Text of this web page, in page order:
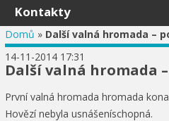
Kontakty
Domů » Další valná hromada –
14-11-2014 17:31
Další valná hromada
První valná hromada hromada
Hovězí nebyla usnášeníschopná.